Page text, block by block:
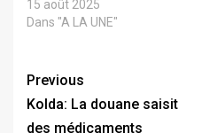
15 août 2025
Dans "A LA UNE"
Previous
Kolda: La douane saisit
des médicaments